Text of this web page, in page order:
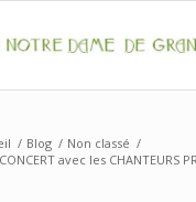
/ Blog / Non classé /
avec les CHANTEURS